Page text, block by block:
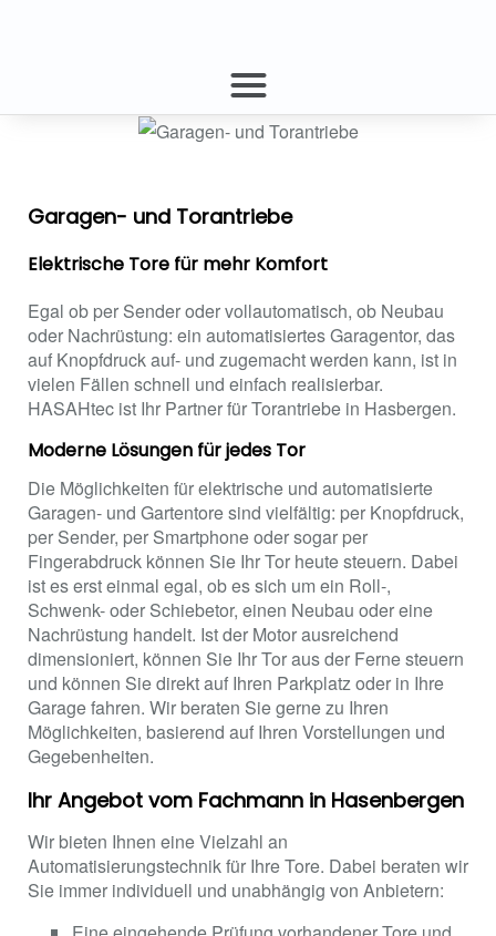
Garagen- und Torantriebe
Elektrische Tore für mehr Komfort
Egal ob per Sender oder vollautomatisch, ob Neubau
oder Nachrüstung: ein automatisiertes Garagentor, das
auf Knopfdruck auf- und zugemacht werden kann, ist in
vielen Fällen schnell und einfach realisierbar.
HASAHtec ist Ihr Partner für Torantriebe in Hasbergen.
Moderne Lösungen für jedes Tor
Die Möglichkeiten für elektrische und automatisierte
Garagen- und Gartentore sind vielfältig: per Knopfdruck,
per Sender, per Smartphone oder sogar per
Fingerabdruck können Sie Ihr Tor heute steuern. Dabei
ist es erst einmal egal, ob es sich um ein Roll-,
Schwenk- oder Schiebetor, einen Neubau oder eine
Nachrüstung handelt. Ist der Motor ausreichend
dimensioniert, können Sie Ihr Tor aus der Ferne steuern
und können Sie direkt auf Ihren Parkplatz oder in Ihre
Garage fahren. Wir beraten Sie gerne zu Ihren
Möglichkeiten, basierend auf Ihren Vorstellungen und
Gegebenheiten.
Ihr Angebot vom Fachmann in Hasenbergen
Wir bieten Ihnen eine Vielzahl an
Automatisierungstechnik für Ihre Tore. Dabei beraten wir
Sie immer individuell und unabhängig von Anbietern: